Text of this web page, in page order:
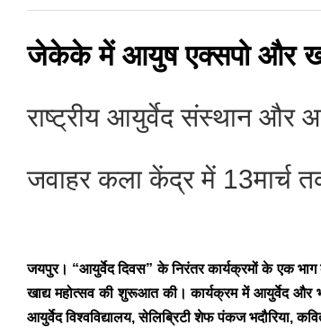
जेकेके में आयुष एक्सपो और
राष्ट्रीय आयुर्वेद संस्थान
जवाहर कला केंद्र में 13मार्च
जयपुर। “आयुर्वेद दिवस” ​​के निरंतर कार्यक्रमों के एक
खाद्य महोत्सव की शुरूआत की। कार्यक्रम में आयुर्वेद और
आयुर्वेद विश्वविद्यालय, सेलिब्रिटी शेफ पंकज भदौरिया,